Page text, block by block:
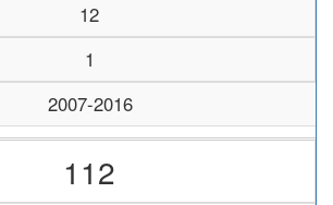
12
1
2007-2016
112